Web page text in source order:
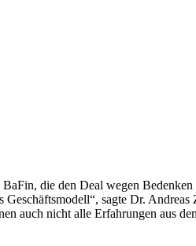
die den Deal wegen
sagte Dr.
auch nicht alle Erfahrungen aus